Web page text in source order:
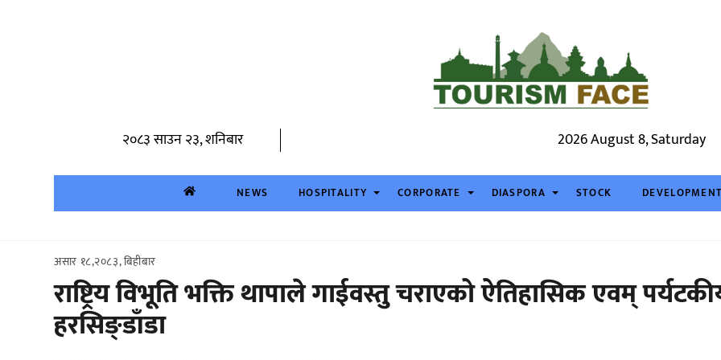
२०८३ साउन २३, शनिबार 2026 August 8, Saturday
NEWS HOSPITALITY CORPORATE DIASPORA STOCK DEVELOPMENT
असार १८,२०८३, बिहीबार
राष्ट्रिय विभूति भक्ति थापाले गाईवस्तु चराएको ऐतिहासिक एवम्
हरसिङ्डाँडा